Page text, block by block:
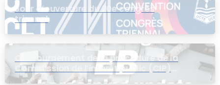
Jour d’ouverture du 20e congrès
triennal
Contournement de la procédure de la
Commission de l’intérêt public (CIP)
pour le groupe EB